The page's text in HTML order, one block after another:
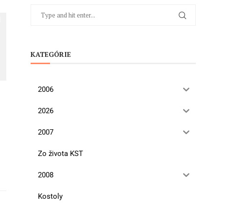
KATEGÓRIE
2006
2026
2007
Zo života KST
2008
Kostoly